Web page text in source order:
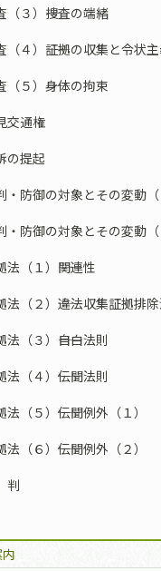
３）――捜査の端緒
４）――証拠の収集と令状
５）――身体の拘束
交通権
の提起
・防御の対象とその変動（
・防御の対象とその変動（
（１）――関連性
（２）――違法収集証拠排
（３）――自白法則
（４）――伝聞法則
（５）――伝聞例外（１）
（６）――伝聞例外（２）
判